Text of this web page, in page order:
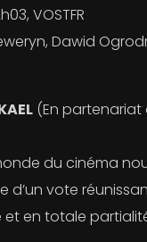
VOSTFR
Dawid
(En
du cinéma
d’un vote
et en totale